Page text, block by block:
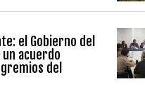
el Gobierno del
un acuerdo
del